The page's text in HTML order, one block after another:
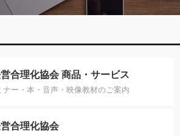
営合理化協会 商品・サービス
ナー・本・音声・映像教材のご案内
営合理化協会